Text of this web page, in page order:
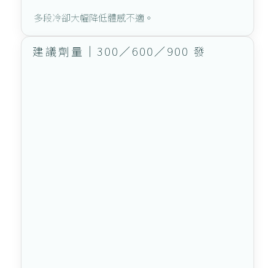
多段冷卻大幅降低體感不適。
建議劑量｜300／600／900 發